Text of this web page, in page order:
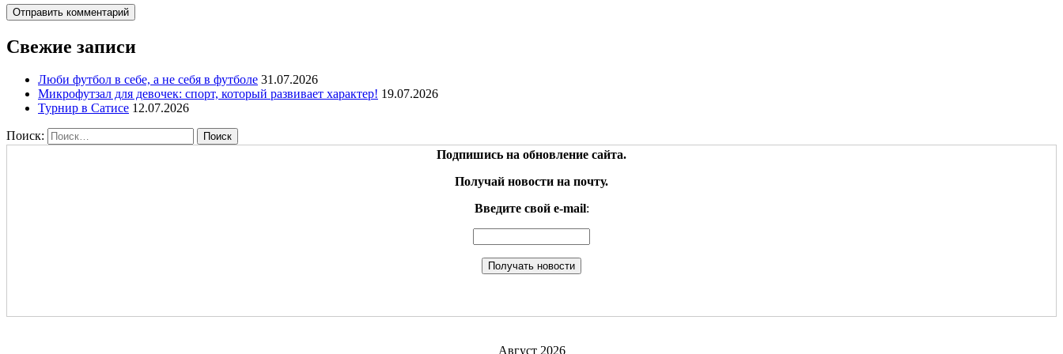
Свежие записи
Люби футбол в себе, а не себя в футболе 31.07.2026
Микрофутзал для девочек: спорт, который развивает характер! 19.07.2026
Турнир в Сатисе 12.07.2026
Поиск:
Подпишись на обновление сайта.
Получай новости на почту.
Введите свой e-mail:
Август 2026